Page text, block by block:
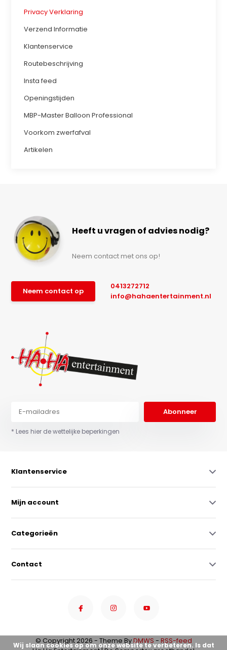
Privacy Verklaring
Verzend Informatie
Klantenservice
Routebeschrijving
Insta feed
Openingstijden
MBP-Master Balloon Professional
Voorkom zwerfafval
Artikelen
Heeft u vragen of advies nodig?
Neem contact met ons op!
Neem contact op
0413272712
info@hahaentertainment.nl
Abonneer
* Lees hier de wettelijke beperkingen
Klantenservice
Mijn account
Categorieën
Contact
© Copyright 2026 - Theme ByDMWS - RSS-feed
Wij slaan cookies op om onze website te verbeteren. Is dat